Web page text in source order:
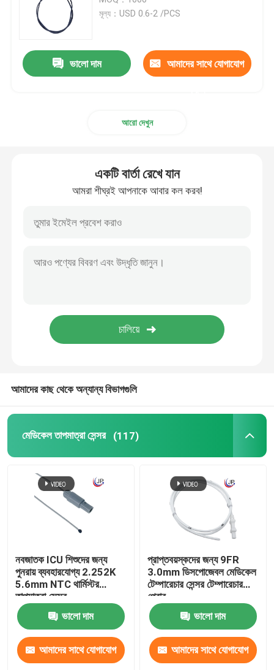
পরীক্ষা তাপমাত্রা সেন্সর
এনটিসি থার্মিস্টার প্রোব
থার্মিস্টার হাউজিং
গ্লাস বিড থার্মিস্টর
আরটিডি তাপমাত্রা সেন্সর
এনটিসি থার্মিস্টর
মূল্য：USD 0.6-2 /PCS
ভালো দাম আমাদের সাথে যোগাযোগ
আরো দেখুন
একটি বার্তা রেখে যান
আমরা শীঘ্রই আপনাকে আবার কল করব!
আমাদের কাছ থেকে অন্যান্য বিভাগগুলি
মেডিকেল তাপমাত্রা সেন্সর (117)
নবজাতক ICU শিশুদের জন্য
পুনরায় ব্যবহারযোগ্য 2.252K
5.6mm NTC থার্মিস্টর
তাপমাত্রা সেন্সর
ভালো দাম
আমাদের সাথে যোগাযোগ
প্রাপ্তবয়স্কদের জন্য 9FR
3.0mm ডিসপোজেবল মেডিকেল
টেম্পারেচার সেন্সর টেম্পারেচার
প্রোব
ভালো দাম
আমাদের সাথে যোগাযোগ